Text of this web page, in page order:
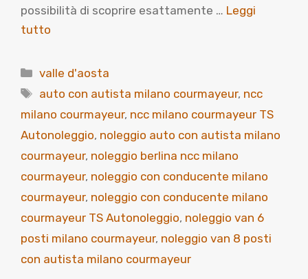
possibilità di scoprire esattamente … Leggi
tutto
Categorie
valle d'aosta
Tag
auto con autista milano courmayeur, ncc
milano courmayeur, ncc milano courmayeur TS
Autonoleggio, noleggio auto con autista milano
courmayeur, noleggio berlina ncc milano
courmayeur, noleggio con conducente milano
courmayeur, noleggio con conducente milano
courmayeur TS Autonoleggio, noleggio van 6
posti milano courmayeur, noleggio van 8 posti
con autista milano courmayeur